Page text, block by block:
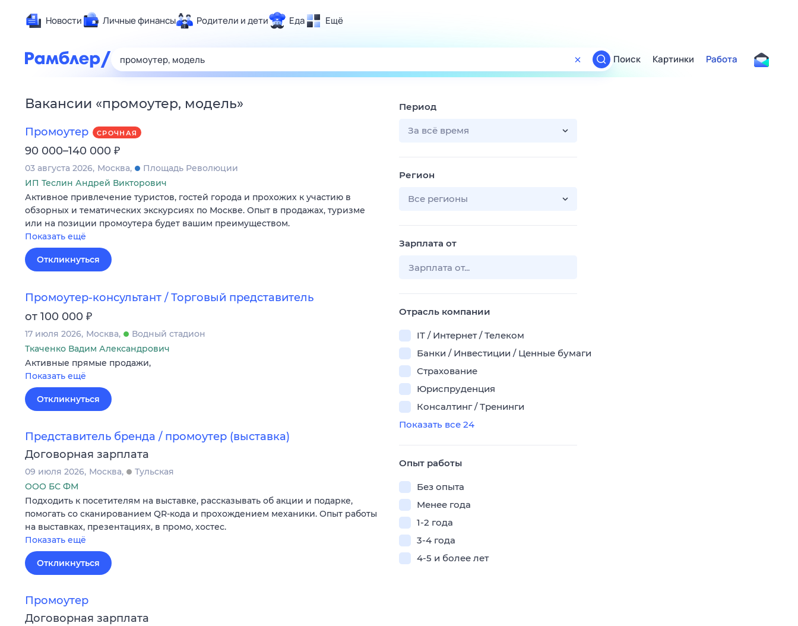
Новости Личные финансы Родители и дети Еда Ещё
Развлечения и отдых
Спорт
Сберегаем вместе
Гороскопы
Поиск
ТВ-программа
Поиск Картинки Работа
Вакансии «промоутер, модель»
Промоутер СРОЧНАЯ
90 000–140 000 ₽
03 августа 2026 Москва
Площадь Революции
ИП Теслин Андрей Викторович
Активное привлечение туристов, гостей города и прохожих к участию в
обзорных и тематических экскурсиях по Москве. Опыт в продажах, туризме
или на позиции промоутера будет вашим преимуществом.
Показать ещё
Откликнуться
Промоутер-консультант / Торговый представитель
от 100 000 ₽
17 июля 2026 Москва
Водный стадион
Ткаченко Вадим Александрович
Активные прямые продажи,
Показать ещё
Откликнуться
Представитель бренда / промоутер (выставка)
Договорная зарплата
09 июля 2026 Москва
Тульская
ООО БС ФМ
Подходить к посетителям на выставке, рассказывать об акции и подарке,
помогать со сканированием QR-кода и прохождением механики. Опыт работы
на выставках, презентациях, в промо, хостес.
Показать ещё
Откликнуться
Промоутер
Договорная зарплата
Период
За всё время
Регион
Все регионы
Зарплата от
Отрасль компании
IT / Интернет / Телеком
Банки / Инвестиции / Ценные бумаги
Страхование
Юриспруденция
Консалтинг / Тренинги
Показать все 24
Опыт работы
Без опыта
Менее года
1-2 года
3-4 года
4-5 и более лет